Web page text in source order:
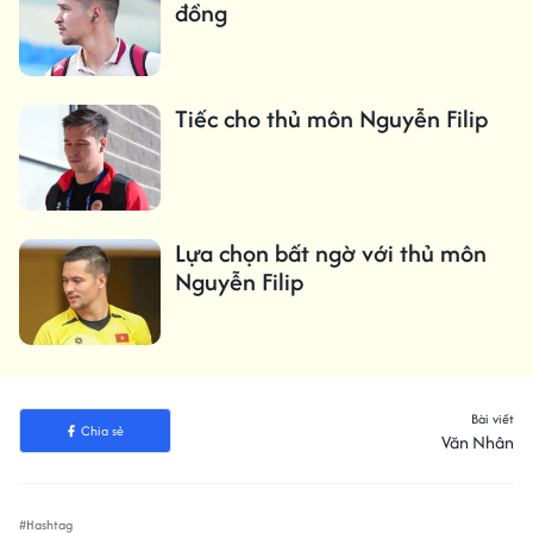
đồng
Tiếc cho thủ môn Nguyễn Filip
Lựa chọn bất ngờ với thủ môn
Nguyễn Filip
Chia sẻ
Bài viết
Văn Nhân
#Hashtag